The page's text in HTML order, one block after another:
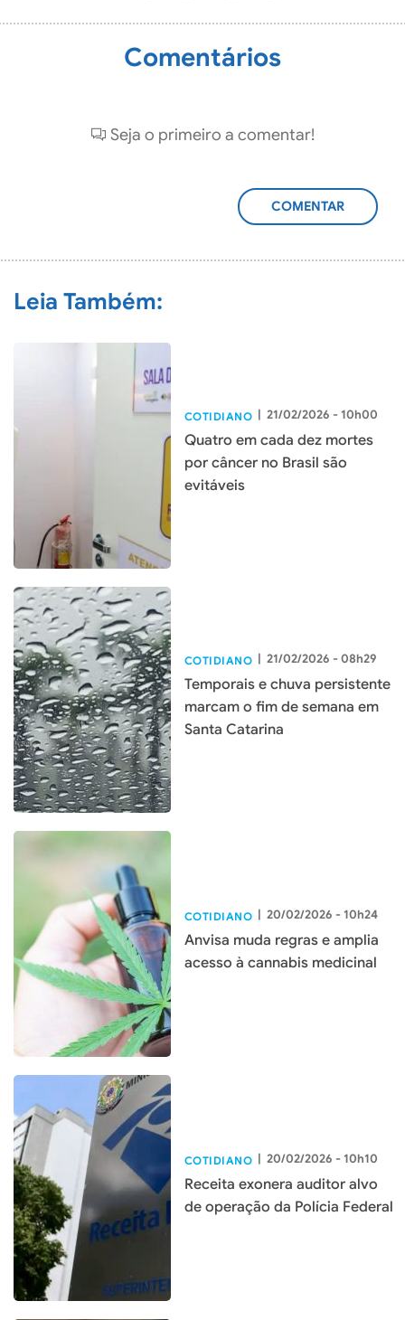
Comentários
Seja o primeiro a comentar!
ADICIONAR
Leia Também:
COTIDIANO | 21/02/2026 - 10h00
Quatro em cada dez mortes
por câncer no Brasil são
evitáveis
COTIDIANO | 21/02/2026 - 08h29
Temporais e chuva persistente
marcam o fim de semana em
Santa Catarina
COTIDIANO | 20/02/2026 - 10h24
Anvisa muda regras e amplia
acesso à cannabis medicinal
COTIDIANO | 20/02/2026 - 10h10
Receita exonera auditor alvo
de operação da Polícia Federal